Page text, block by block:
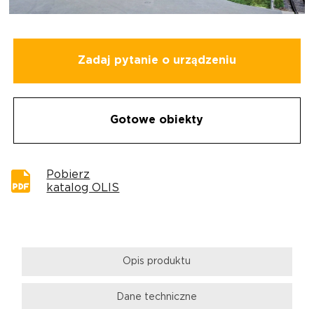
Zadaj pytanie o urządzeniu
Gotowe obiekty
Pobierz
katalog OLIS
Opis produktu
Dane techniczne